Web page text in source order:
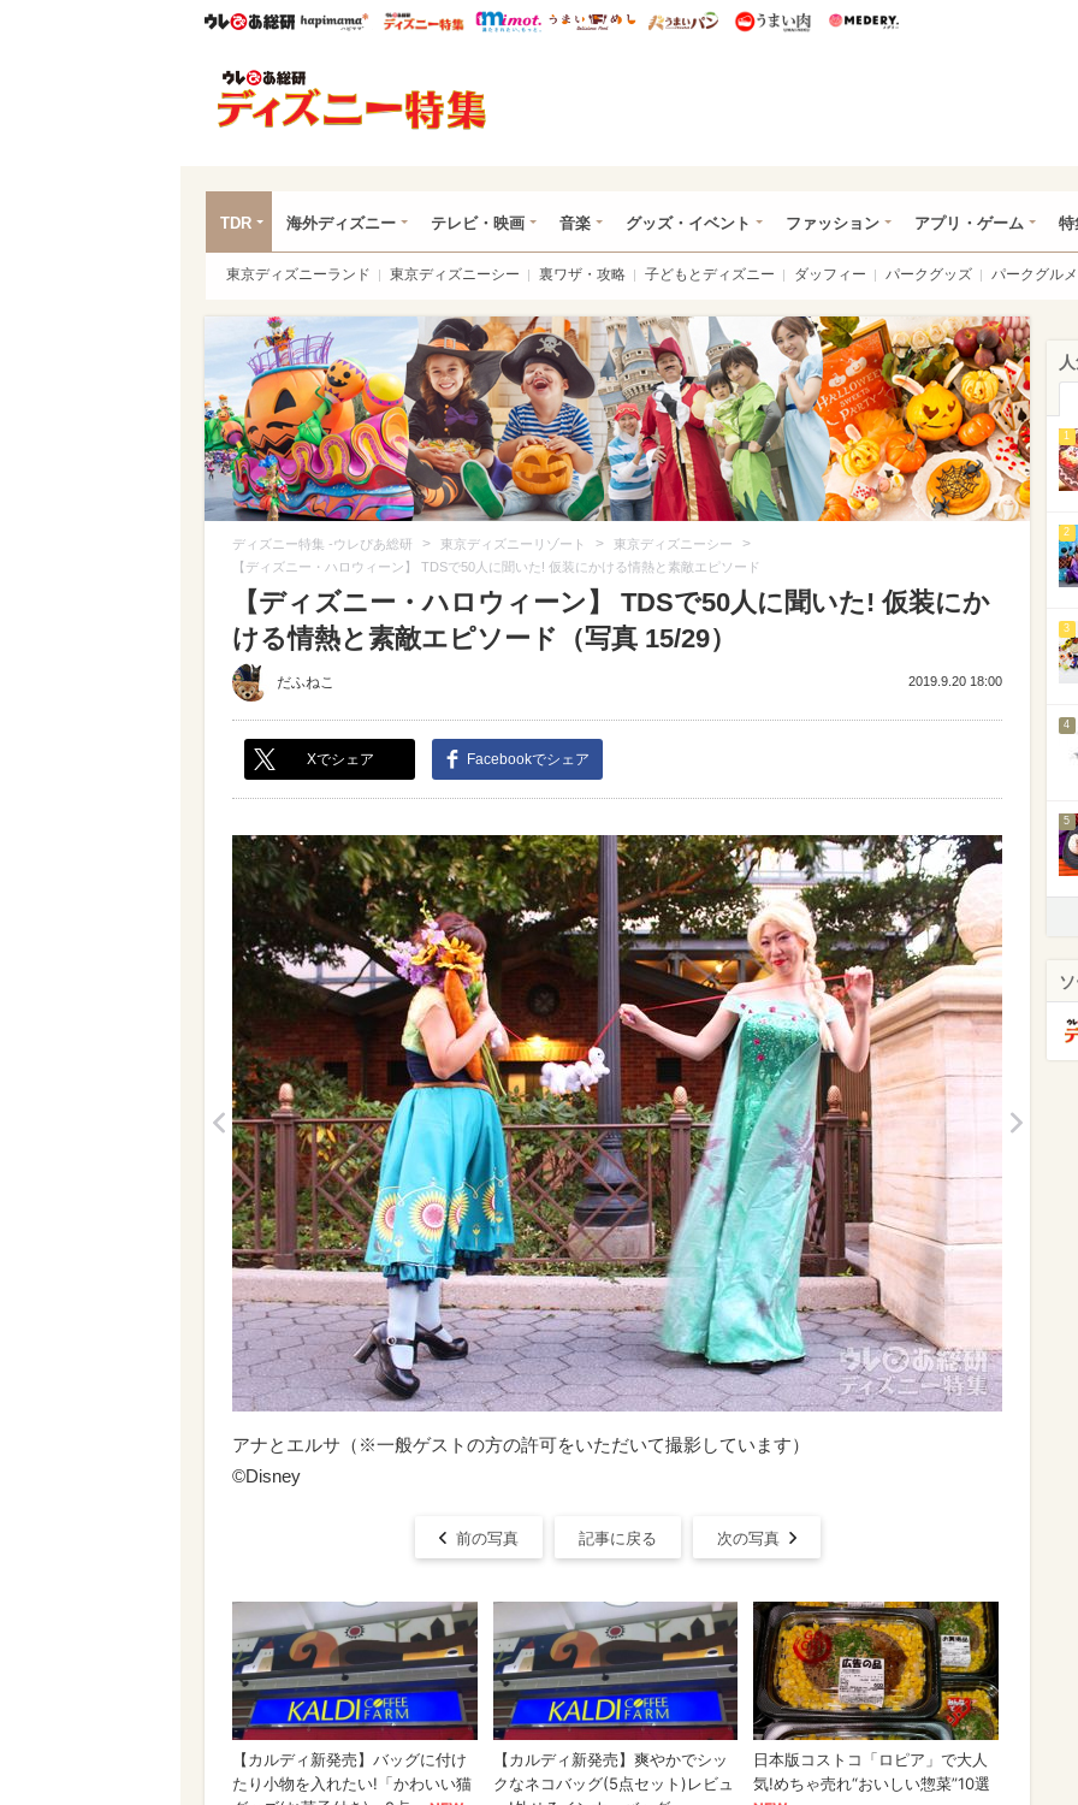
ウレぴあ総研ハピママ* ウレぴあ総研 ディズニー特集
mimot. うまいめし うまいパン うまい肉
TDR 海外ディズニー テレビ・映画 音楽 グッズ・イベント ファッション アプリ・ゲーム 特
東京ディズニーランド 東京ディズニーシー 裏ワザ・攻略 子どもとディズニー ダッフィー パークグッズ パークグルメ
ディズニー特集 -ウレぴあ総研 > 東京ディズニーリゾート > 東京ディズニーシー >
【ディズニー・ハロウィーン】 TDSで50人に聞いた! 仮装にかける情熱と素敵エピソード
【ディズニー・ハロウィーン】 TDSで50人に聞いた! 仮装にか
ける情熱と素敵エピソード（写真 15/29）
だふねこ 2019.9.20 18:00
Xでシェア Facebookでシェア
アナとエルサ（※一般ゲストの方の許可をいただいて撮影しています）
©Disney
前の写真 記事に戻る 次の写真
1
2
3
4
5